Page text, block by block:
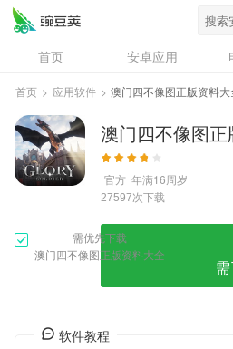
澳门四不像图正版资料
首页 安卓应用
资讯
专题
问答
首页 > 应用软件 > 澳门四不像图正版资料大
澳门四不像图
官方 年满16周岁
27597次下载
需优先下载
澳门四不像图正版资料大全
软件教程